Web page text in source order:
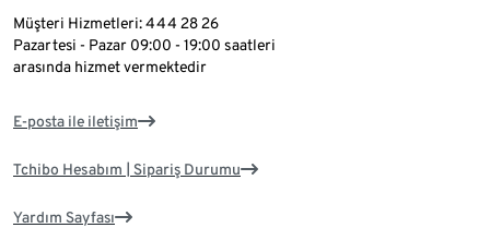
Müşteri Hizmetleri: 444 28 26
Pazartesi - Pazar 09:00 - 19:00 saatleri
arasında hizmet vermektedir
E-posta ile iletişim
Tchibo Hesabım | Sipariş Durumu
Yardım Sayfası